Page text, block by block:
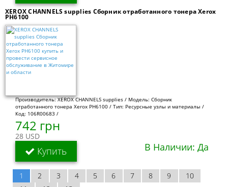
XEROX CHANNELS supplies Сборник отработанного тонера Xerox
PH6100
Производитель: XEROX CHANNELS supplies / Модель: Сборник
отработанного тонера Xerox PH6100 / Тип: Ресурсные узлы и материалы /
Код: 106R00683 /
742 грн
28 USD
Купить В Наличии: Да
1 2 3 4 5 6 7 8 9
10